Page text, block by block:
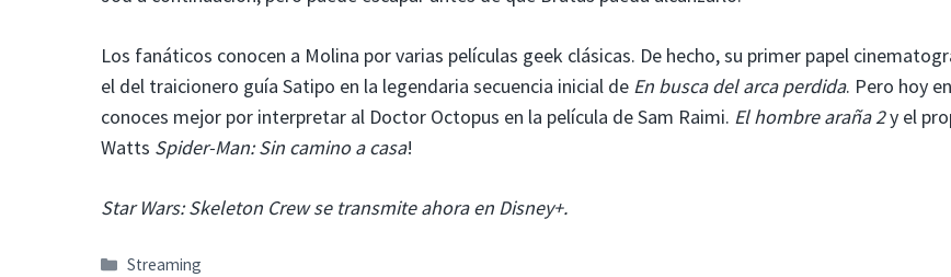
Los fanáticos conocen a Molina por varias películas geek clásicas. De hecho, su primer papel
el del traicionero guía Satipo en la legendaria secuencia inicial de En busca del arca perdida. Pero hoy
conoces mejor por interpretar al Doctor Octopus en la película de Sam Raimi. El hombre araña 2y el
Watts Spider-Man: Sin camino a casa!
Star Wars: Skeleton Crew se transmite ahora en Disney+.
Categorías
Streaming